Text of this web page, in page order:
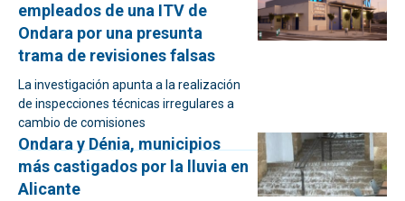
empleados de una ITV de
Ondara por una presunta
trama de revisiones falsas
La investigación apunta a la realización
de inspecciones técnicas irregulares a
cambio de comisiones
Ondara y Dénia, municipios
más castigados por la lluvia en
Alicante